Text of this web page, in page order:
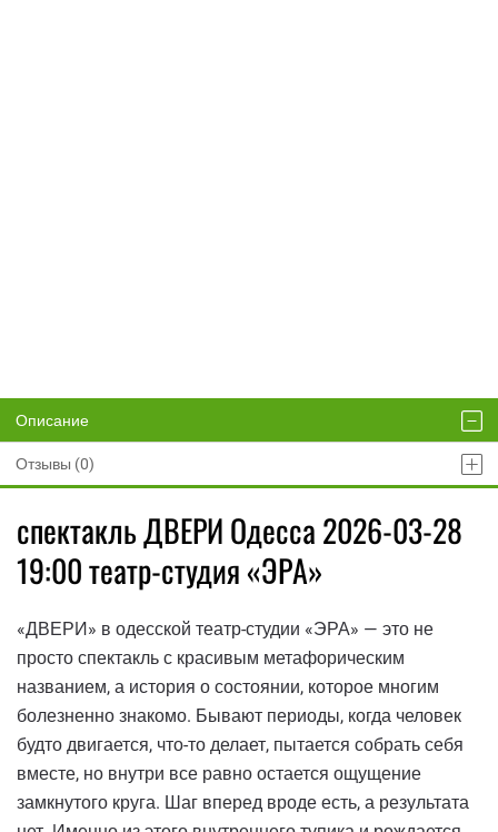
Описание
Отзывы (0)
спектакль ДВЕРИ Одесса 2026-03-28
19:00 театр-студия «ЭРА»
«ДВЕРИ» в одесской театр-студии «ЭРА» — это не
просто спектакль с красивым метафорическим
названием, а история о состоянии, которое многим
болезненно знакомо. Бывают периоды, когда человек
будто двигается, что-то делает, пытается собрать себя
вместе, но внутри все равно остается ощущение
замкнутого круга. Шаг вперед вроде есть, а результата